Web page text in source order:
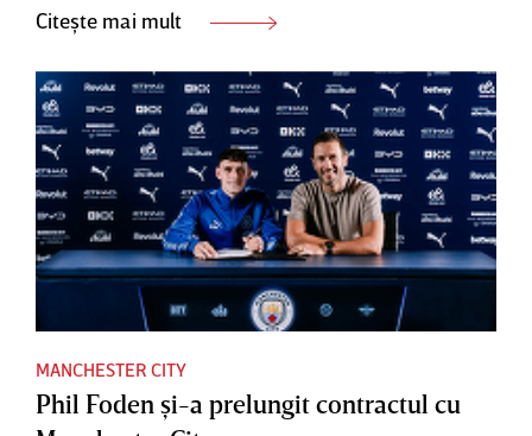
Citește mai mult
MANCHESTER CITY
Phil Foden şi-a prelungit contractul cu